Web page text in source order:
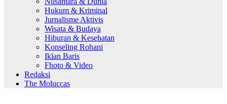
Hukum & Kriminal
Jurnalisme Aktivis
Wisata & Budaya
Hiburan & Kesehatan
Konseling Rohani
Iklan Baris
Fhoto & Video
Redaksi
The Moluccas